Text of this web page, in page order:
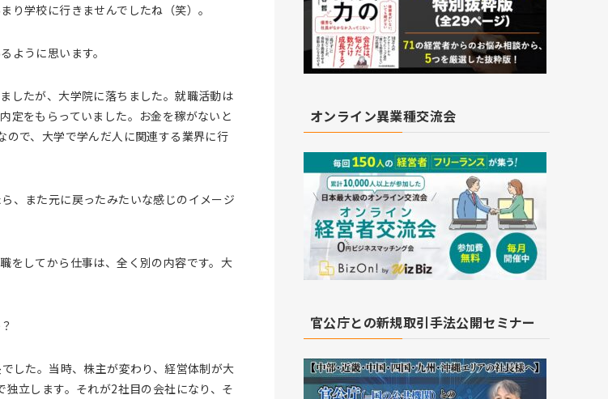
り学校に行きませんでしたね（笑）。
ように思います。
したが、大学院に落ちました。就職活動は
定をもらっていました。お金を稼がないと
で、大学で学んだ人に関連する業界に行
、また元に戻ったみたいな感じのイメージ
をしてから仕事は、全く別の内容です。大
した。当時、株主が変わり、経営体制が大
立します。それが2社目の会社になり、そ
オンライン異業種交流会
官公庁との新規取引手法公開セミナー